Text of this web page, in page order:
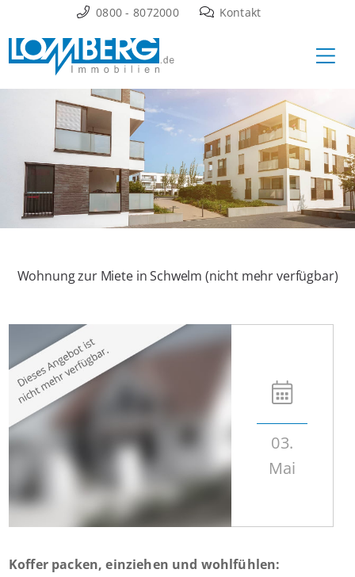
Inhalt
springen
0800 - 8072000 Kontakt
Wohnung zur Miete in Schwelm (nicht mehr verfügbar)
03.
Mai
Koffer packen, einziehen und wohlfühlen: